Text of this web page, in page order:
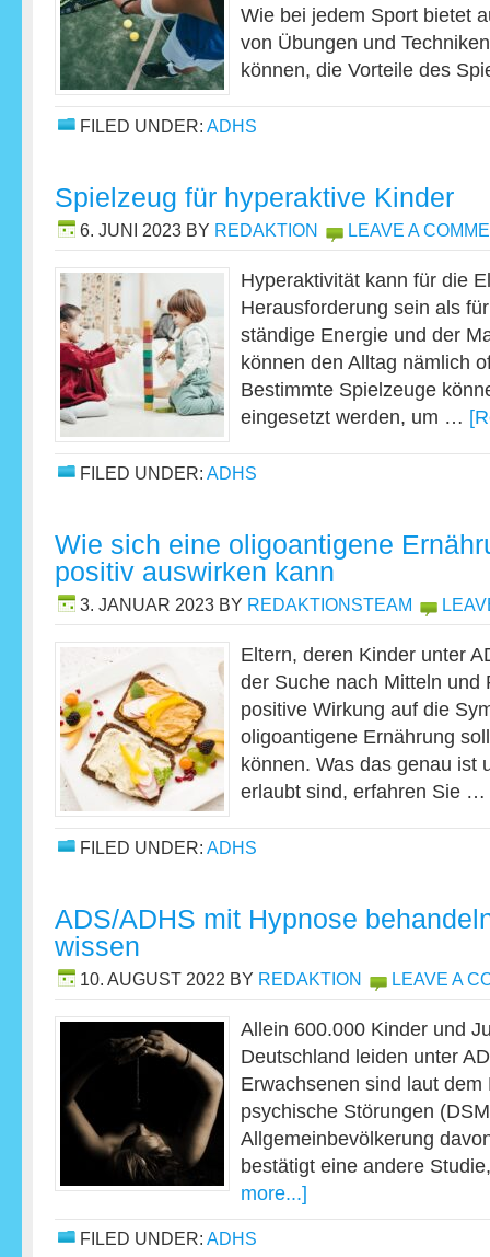
Wie bei jedem Sport bietet
von Übungen und
können, die Vorteile des
FILED UNDER: ADHS
Spielzeug für hyperaktive Kinder
6. JUNI 2023 BY REDAKTION LEAVE A
Hyperaktivität kann für die
Herausforderung sein als
ständige Energie und der
können den Alltag nämlich
Bestimmte Spielzeuge
eingesetzt werden, um …
FILED UNDER: ADHS
Wie sich eine oligoantigene
positiv auswirken kann
3. JANUAR 2023 BY REDAKTIONSTEAM
Eltern, deren Kinder unter
der Suche nach Mitteln und
positive Wirkung auf die
oligoantigene Ernährung
können. Was das genau ist
erlaubt sind, erfahren Sie …
FILED UNDER: ADHS
ADS/ADHS mit Hypnose
wissen
10. AUGUST 2022 BY REDAKTION LEAVE A
Allein 600.000 Kinder und
Deutschland leiden unter
Erwachsenen sind laut
psychische Störungen
Allgemeinbevölkerung
bestätigt eine andere
more...]
FILED UNDER: ADHS